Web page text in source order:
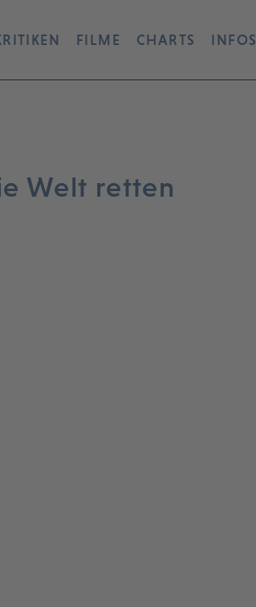
FILME CHARTS INFOS
Welt retten